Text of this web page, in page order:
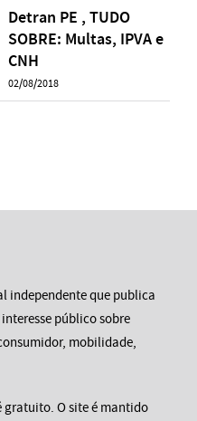
Detran PE , TUDO
SOBRE: Multas, IPVA e
CNH
02/08/2018
independente que publica
público sobre
mobilidade,
gratuito. O site é mantido